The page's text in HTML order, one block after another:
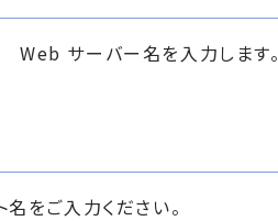
Web サーバー名を入力します。
をご入力ください。